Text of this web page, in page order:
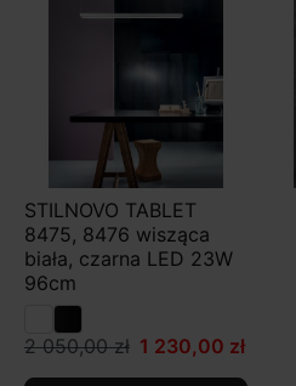
STILNOVO TABLET
8475, 8476 wisząca
biała, czarna LED 23W
96cm
2 050,00 zł 1 230,00 zł